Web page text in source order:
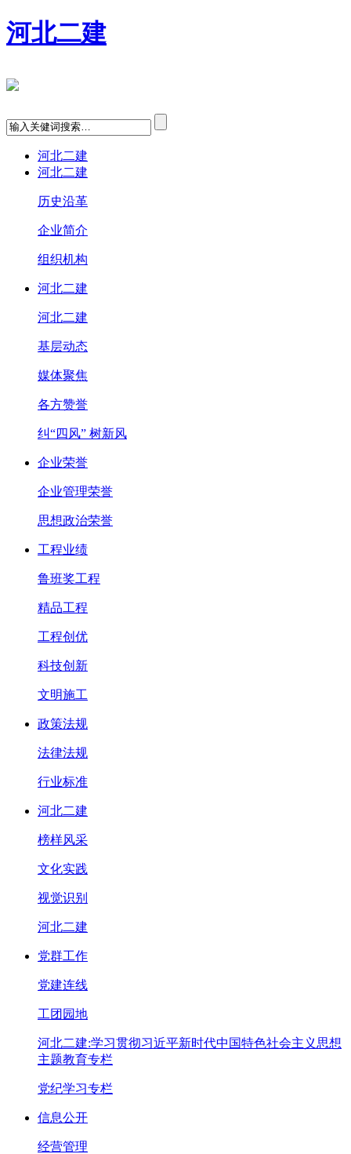
河北二建
河北二建
河北二建
历史沿革
企业简介
组织机构
河北二建
河北二建
基层动态
媒体聚焦
各方赞誉
纠“四风” 树新风
企业荣誉
企业管理荣誉
思想政治荣誉
工程业绩
鲁班奖工程
精品工程
工程创优
科技创新
文明施工
政策法规
法律法规
行业标准
河北二建
榜样风采
文化实践
视觉识别
河北二建
党群工作
党建连线
工团园地
河北二建:学习贯彻习近平新时代中国特色社会主义思想
主题教育专栏
党纪学习专栏
信息公开
经营管理